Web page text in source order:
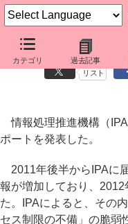
カテゴリ 過去記事
IPA、Androidアプリ開発者
リスト
情報処理推進機構（
ポートを発表した。
2011年後半からIPAに
報が増加しており、
た。IPAによると、その
セス制限の不備」の脆弱